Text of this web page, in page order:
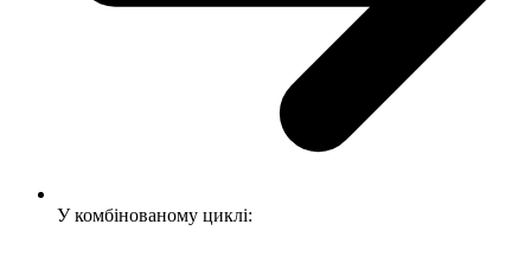
У комбінованому циклі: